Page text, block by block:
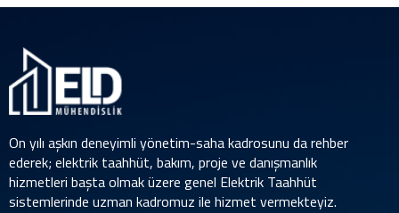
On yılı aşkın deneyimli yönetim-saha kadrosunu da rehber
ederek; elektrik taahhüt, bakım, proje ve danışmanlık
hizmetleri başta olmak üzere genel Elektrik Taahhüt
sistemlerinde uzman kadromuz ile hizmet vermekteyiz.